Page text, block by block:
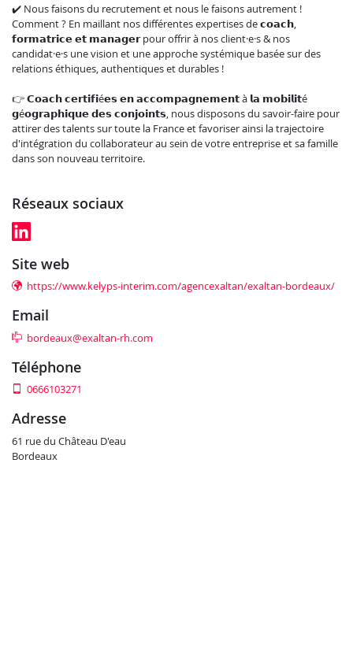
✔️ Nous faisons du recrutement et nous le faisons autrement !
Comment ? En maillant nos différentes expertises de 𝗰𝗼𝗮𝗰𝗵,
𝗳𝗼𝗿𝗺𝗮𝘁𝗿𝗶𝗰𝗲 𝗲𝘁 𝗺𝗮𝗻𝗮𝗴𝗲𝗿 pour offrir à nos client·e·s & nos
candidat·e·s une vision et une approche systémique basée sur des
relations éthiques, authentiques et durables !
👉 𝗖𝗼𝗮𝗰𝗵 𝗰𝗲𝗿𝘁𝗶𝗳𝗶é𝗲𝘀 𝗲𝗻 𝗮𝗰𝗰𝗼𝗺𝗽𝗮𝗴𝗻𝗲𝗺𝗲𝗻𝘁 à 𝗹𝗮 𝗺𝗼𝗯𝗶𝗹𝗶𝘁é
𝗴é𝗼𝗴𝗿𝗮𝗽𝗵𝗶𝗾𝘂𝗲 𝗱𝗲𝘀 𝗰𝗼𝗻𝗷𝗼𝗶𝗻𝘁𝘀, nous disposons du savoir-faire pour
attirer des talents sur toute la France et favoriser ainsi la trajectoire
d'intégration du collaborateur au sein de votre entreprise et sa famille
dans son nouveau territoire.
réseaux sociaux
site web
https://www.kelyps-interim.com/agencexaltan/exaltan-bordeaux/
email
bordeaux@exaltan-rh.com
téléphone
0666103271
adresse
61 rue du Château D'eau
Bordeaux